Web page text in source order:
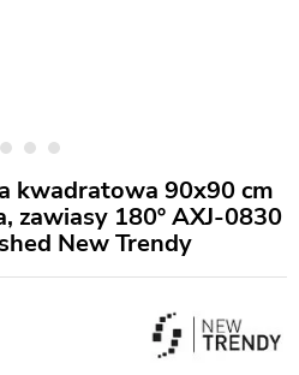
kwadratowa 90x90 cm
zawiasy 180º AXJ-0830
New Trendy